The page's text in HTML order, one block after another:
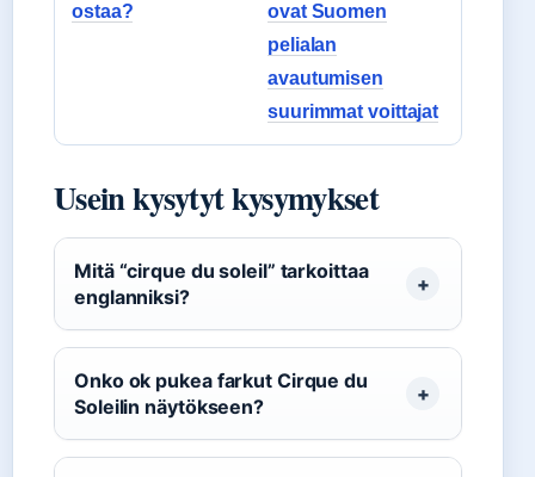
ostaa?
ovat Suomen
pelialan
avautumisen
suurimmat voittajat
Usein kysytyt kysymykset
Mitä “cirque du soleil” tarkoittaa
englanniksi?
Onko ok pukea farkut Cirque du
Soleilin näytökseen?